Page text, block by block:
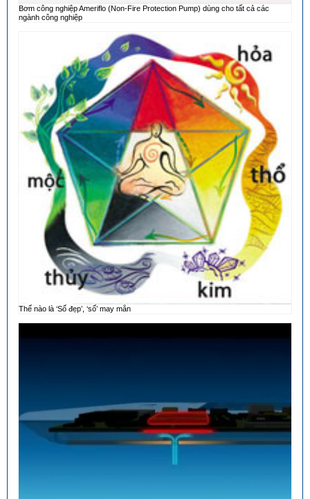
Bơm công nghiệp Ameriflo (Non-Fire Protection Pump) dùng cho tất cả các
ngành công nghiệp
Thế nào là ‘Số đẹp’, ‘số’ may mắn